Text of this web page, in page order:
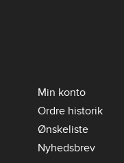
Min konto
Ordre historik
Ønskeliste
Nyhedsbrev